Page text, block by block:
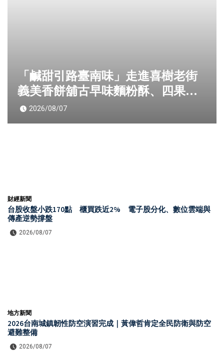
「鹹甜引路臺南味」走進喜樹老街
義美香餅舖古早味麵粉酥、四果餅
飄香一甲子
2026/08/07
財經新聞
台股收盤小跌170點 櫃買跌近2% 電子股分化、數位雲端與
傳產逆勢撐盤
2026/08/07
地方新聞
2026台南城鎮韌性防空演習完成｜黃偉哲肯定全民防衛與防空
避難整備
2026/08/07